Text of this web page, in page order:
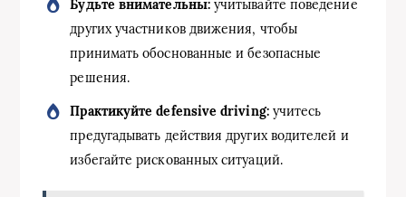
Будьте внимательны:учитывайте поведение
других участников движения, чтобы
принимать обоснованные и безопасные
решения.
Практикуйте defensive driving:учитесь
предугадывать действия других водителей и
избегайте рискованных ситуаций.